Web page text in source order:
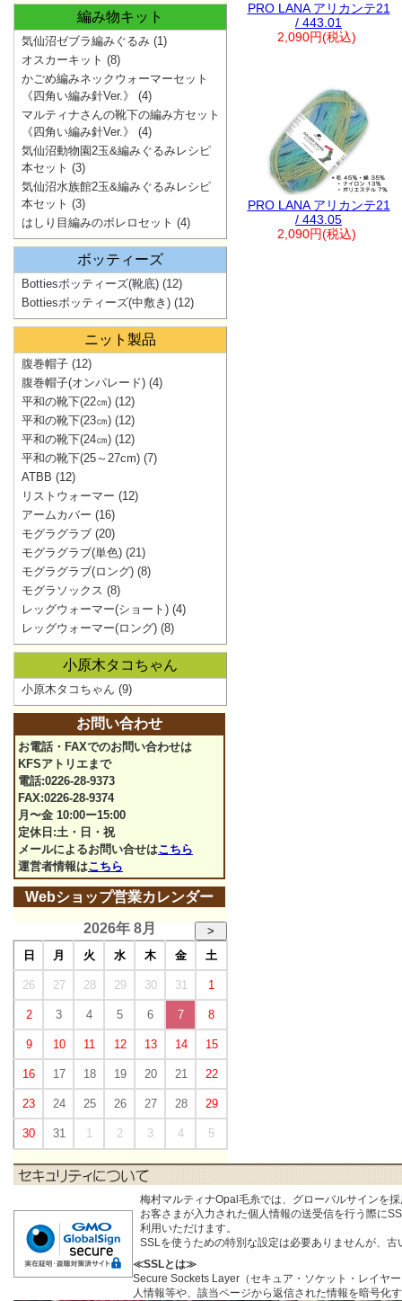
PRO LANA アリカンテ21
/ 443.01
2,090円(税込)
PRO LANA アリカンテ21
/ 443.05
2,090円(税込)
編み物キット
気仙沼ゼブラ編みぐるみ (1)
オスカーキット (8)
かごめ編みネックウォーマーセット
《四角い編み針Ver.》
(4)
マルティナさんの靴下の編み方セット
《四角い編み針Ver.》
(4)
気仙沼動物園2玉&編みぐるみレシピ
本セット (3)
気仙沼水族館2玉&編みぐるみレシピ
本セット (3)
はしり目編みのボレロセット (4)
ボッティーズ
Bottiesボッティーズ(靴底) (12)
Bottiesボッティーズ(中敷き) (12)
ニット製品
腹巻帽子 (12)
腹巻帽子(オンパレード) (4)
平和の靴下(22㎝) (12)
平和の靴下(23㎝) (12)
平和の靴下(24㎝) (12)
平和の靴下(25～27cm) (7)
ATBB (12)
リストウォーマー (12)
アームカバー (16)
モグラグラブ (20)
モグラグラブ(単色) (21)
モグラグラブ(ロング) (8)
モグラソックス (8)
レッグウォーマー(ショート) (4)
レッグウォーマー(ロング) (8)
小原木タコちゃん
小原木タコちゃん (9)
お問い合わせ
お電話・FAXでのお問い合わせは
KFSアトリエまで
電話:0226-28-9373
FAX:0226-28-9374
月〜金 10:00ー15:00
定休日:土・日・祝
メールによるお問い合せはこちら
運営者情報はこちら
Webショップ営業カレンダー
2026年 8月
>
日
月 火 水 木 金 土
26 27 28 29 30 31 1
2 3 4 5 6 7 8
9 10 11 12 13 14 15
16 17 18 19 20 21 22
23 24 25 26 27 28 29
30 31 1 2 3 4 5
梅村マルティナOpal毛糸では、グローバルサインを
お客さまが入力された個人情報の送受信を行う際に
利用いただけます。
SSLを使うための特別な設定は必要ありませんが、
≪SSLとは≫
Secure Sockets Layer（セキュア・ソケット・レイヤ
人情報等や、該当ページから返信された情報を暗号化